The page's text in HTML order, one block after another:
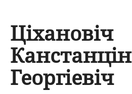
Ціхановіч
Канстанцін
Георгіевіч